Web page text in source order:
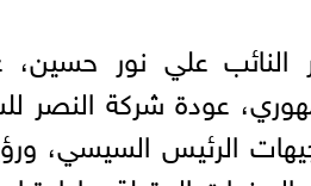
النائب علي نور
عودة شركة النصر
الرئيس السيسي،